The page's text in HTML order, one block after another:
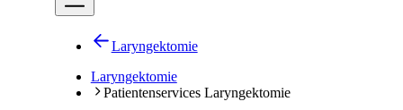
Laryngektomie
Laryngektomie
Patientenservices Laryngektomie